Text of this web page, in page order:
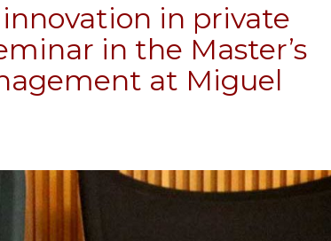
in private
in the Master’s
at Miguel